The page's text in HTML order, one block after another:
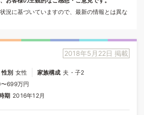
況に基づいていますので、最新の情報とは異な
2018年5月22日 掲載
性別 女性 家族構成 夫・子2
699万円
期 2016年12月